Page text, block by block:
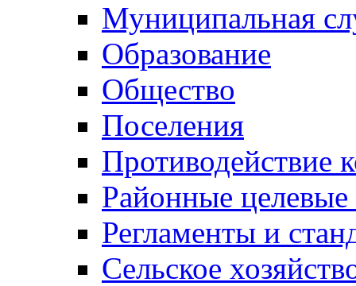
Муниципальная
Образование
Общество
Поселения
Противодействие
Районные
Регламенты и
Сельское